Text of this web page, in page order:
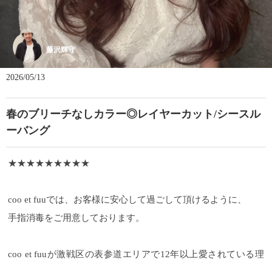
藤沢輝守
2026/05/13
春のブリーチなしカラー◎レイヤーカット/シースル
ーバング
★★★★★★★★★
coo et fuuでは、お客様に安心して過ごして頂けるように、
手指消毒をご用意しております。
coo et fuuが激戦区の表参道エリアで12年以上愛されている理